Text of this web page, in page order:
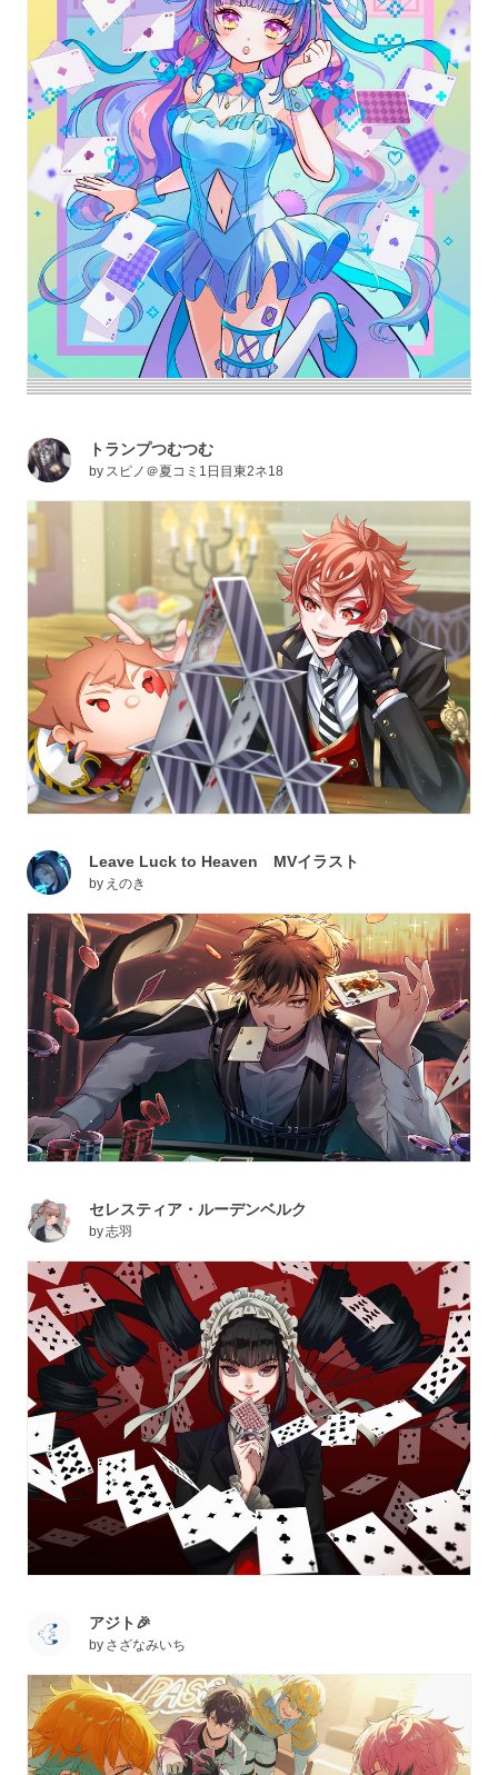
トランプつむつむ
by スピノ＠夏コミ1日目東2ネ18
Leave Luck to Heaven MVイラスト
by えのき
セレスティア・ルーデンベルク
by志羽
アジト🎉
by さざなみいち